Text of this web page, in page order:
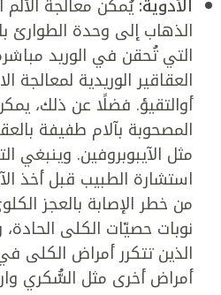
الأدوية:يُمكن معالجة
الذهاب إلى وحدة الطوارئ
التي تُحقن في الوريد
العقاقير الوريدية لمعالجة
أوالتقيؤ. فضلًا عن ذلك،
المصحوبة بآلام طفيفة
مثل الآيبوبروفين. وينبغي
استشارة الطبيب قبل أخذ
من خطر الإصابة بالعجز
نوبات حصيّات الكلى
الذين تتكرر أمراض الكلى
أمراض أخرى مثل السُّكري